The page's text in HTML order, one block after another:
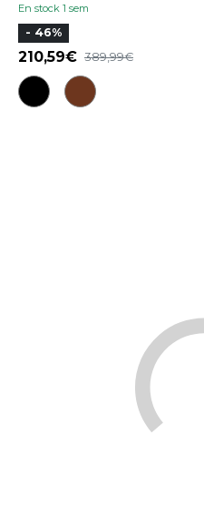
En stock 1 sem
- 46%
210,59 389,99